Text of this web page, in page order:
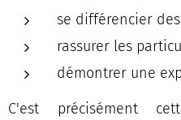
se différencier
rassurer les
démontrer une
C'est précisément